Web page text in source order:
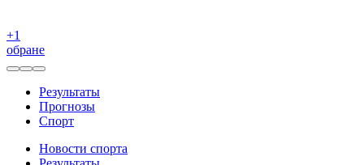
+1
обране
Результаты
Прогнозы
Спорт
Новости спорта